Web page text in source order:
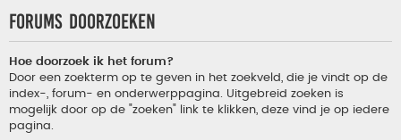
Forums doorzoeken
Hoe doorzoek ik het forum?
Door een zoekterm op te geven in het zoekveld, die je vindt op de
index-, forum- en onderwerppagina. Uitgebreid zoeken is
mogelijk door op de "zoeken" link te klikken, deze vind je op iedere
pagina.